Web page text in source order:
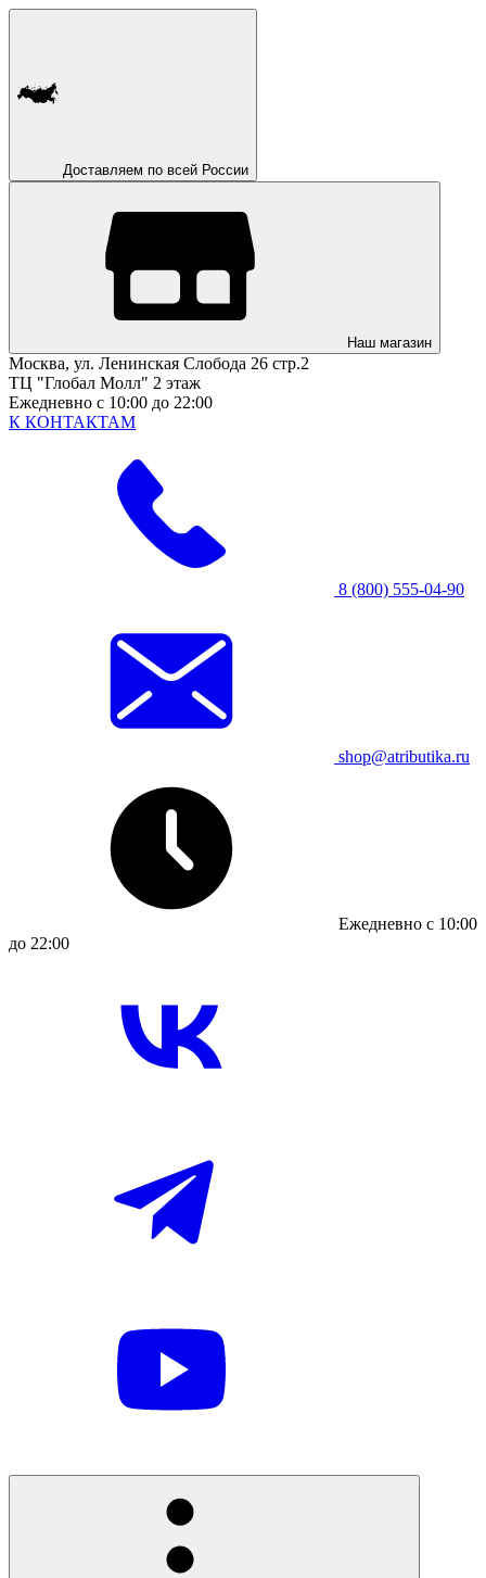
Доставляем по всей России
Наш магазин
Москва, ул. Ленинская Слобода 26 стр.2
ТЦ "Глобал Молл" 2 этаж
Ежедневно с 10:00 до 22:00
К КОНТАКТАМ
8 (800) 555-04-90
shop@atributika.ru
Ежедневно с 10:00
до 22:00